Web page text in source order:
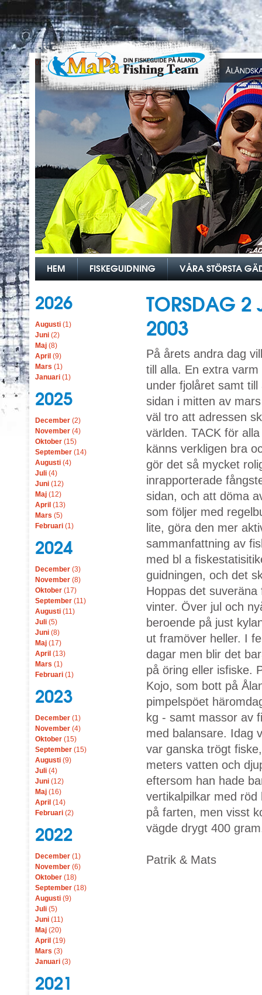
01234
HEM FISKEGUIDNING VÅRA STÖRSTA
2026
Augusti (1)
Juni (2)
Maj (8)
April (9)
Mars (1)
Januari (1)
2025
December (2)
November (4)
Oktober (15)
September (14)
Augusti (4)
Juli (4)
Juni (12)
Maj (12)
April (13)
Mars (5)
Februari (1)
2024
December (3)
November (8)
Oktober (17)
September (11)
Augusti (11)
Juli (5)
Juni (8)
Maj (17)
April (13)
Mars (1)
Februari (1)
2023
December (1)
November (4)
Oktober (15)
September (15)
Augusti (9)
Juli (4)
Juni (12)
Maj (16)
April (14)
Februari (2)
2022
December (1)
November (6)
Oktober (18)
September (18)
Augusti (9)
Juli (5)
Juni (11)
Maj (20)
April (19)
Mars (3)
Januari (3)
2021
TORSDAG 2
2003
På årets andra dag
till alla. En extra
under fjolåret samt
sidan i mitten av
väl tro att adressen
världen. TACK för
känns verkligen bra
gör det så mycket
inrapporterade
sidan, och att döma
som följer med
lite, göra den mer
sammanfattning av
med bl a
guidningen, och det
Hoppas det
vinter. Över jul och
beroende på just
ut framöver heller. I
dagar men blir det
på öring eller isfiske.
Kojo, som bott på
pimpelspöet
kg - samt massor av
med balansare. Idag
var ganska trögt
meters vatten och
eftersom han hade
vertikalpilkar med
på farten, men visst
vägde drygt 400
Patrik & Mats